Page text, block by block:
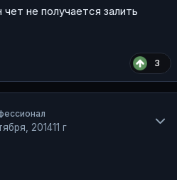
не получается залить
3
201411 г